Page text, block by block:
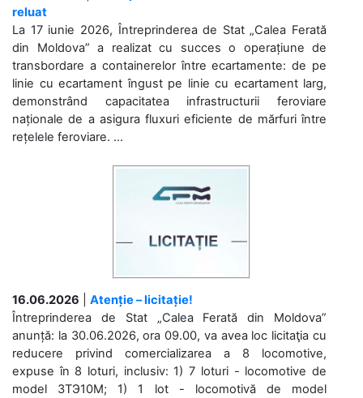
reluat
La 17 iunie 2026, Întreprinderea de Stat „Calea Ferată
din Moldova” a realizat cu succes o operațiune de
transbordare a containerelor între ecartamente: de pe
linie cu ecartament îngust pe linie cu ecartament larg,
demonstrând capacitatea infrastructurii feroviare
naționale de a asigura fluxuri eficiente de mărfuri între
rețelele feroviare. ...
16.06.2026
Atenție – licitație!
Întreprinderea de Stat „Calea Ferată din Moldova”
anunță: la 30.06.2026, ora 09.00, va avea loc licitaţia cu
reducere privind comercializarea a 8 locomotive,
expuse în 8 loturi, inclusiv: 1) 7 loturi - locomotive de
model 3ТЭ10М; 1) 1 lot - locomotivă de model